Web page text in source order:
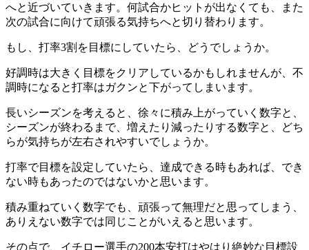
へと近づいていきます。何試合かヒットが出なくても、また
次の試合に向けて頑張る気持ちへと切り替わります。
もし、打率3割を目標にしていたら、どうでしょうか。
好調時は大きく目標をクリアしているかもしれませんが、不
調時になると打率はガクンと下がってしまいます。
長いシーズンを考えると、徐々に積み上がっていく数字と、
シーズンが終わるまで、増えたり減ったりする数字と、どち
らが気持ちが左右されやすいでしょうか。
打率で目標を設定していたら、達成できる時もあれば、でき
ない時もあったのではないかと思います。
積み重ねていく数字でも、頑張って無理だと思ってしまう、
ありえない数字では同じことがいえると思います。
その点で、イチロー選手の200本安打はやはり絶妙な目標設